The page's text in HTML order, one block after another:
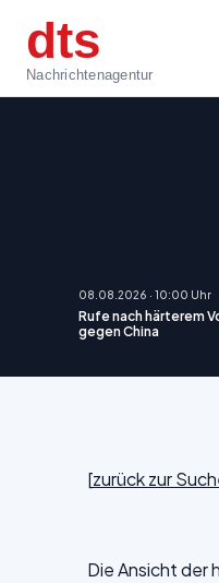
dts
Nachrichtenagentur
08.08.2026 · 10:00 Uhr
Rufe nach härterem
gegen China
[zurück zur
Die Ansicht der